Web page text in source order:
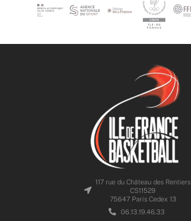
117 rue du Château des Rentiers
CS11529
75647 Paris Cedex 13
06.13.19.46.33